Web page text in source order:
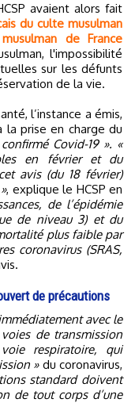
avaient alors fait
du culte musulman
de France
l'impossibilité
sur les défunts
de la vie.
l’instance a émis,
la prise en charge du
Covid-19 ». «
en février et du
avis (du 18 février)
, explique le HCSP en
de l’épidémie
de niveau 3) et du
plus faible par
coronavirus (SRAS,
de précautions
avec le
de transmission
respiratoire, qui
»du coronavirus,
standard doivent
de tout corps d’une